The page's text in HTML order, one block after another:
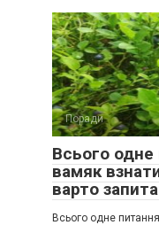
Поради
Всього одне
вамяк
варто
Всього одне